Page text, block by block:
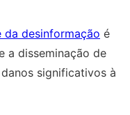
da desinformação é
a disseminação de
significativos à